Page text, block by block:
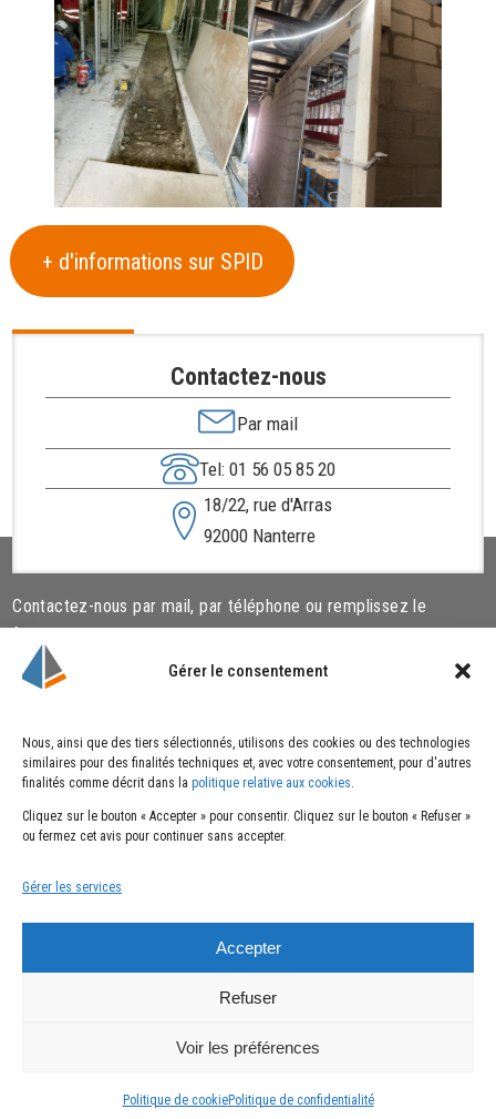
Gérer le consentement
Nous, ainsi que des tiers sélectionnés, utilisons des cookies ou des technologies
similaires pour des finalités techniques et, avec votre consentement, pour d'autres
finalités comme décrit dans la politique relative aux cookies.
Cliquez sur le bouton « Accepter » pour consentir. Cliquez sur le bouton « Refuser »
ou fermez cet avis pour continuer sans accepter.
Gérer les services
Accepter
Refuser
Voir les préférences
Politique de cookiePolitique de confidentialité
+ d'informations sur SPID
Contactez-nous
Par mail
Tel: 01 56 05 85 20
18/22, rue d'Arras
92000 Nanterre
Contactez-nous par mail, par téléphone ou remplissez le
formulaire ci-dessous.
Liens utiles
Qui sommes-nous ?
Nos actualités
Nous rejoindre
Cookies
Politique de cookies
Mentions Suivez-nous
- Réalisé par Quentin Barrault - Notre partenaire
structure PRATEC